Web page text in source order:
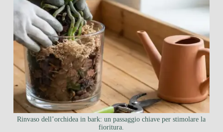
Rinvaso dell’orchidea in bark: un passaggio chiave per stimolare la
fioritura.